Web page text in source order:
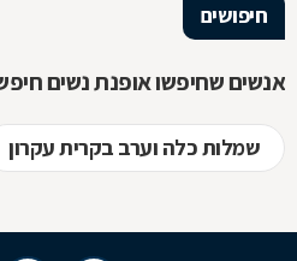
חיפושים
אנשים שחיפשו אופנת נשים
שמלות כלה וערב בקרית עקרון